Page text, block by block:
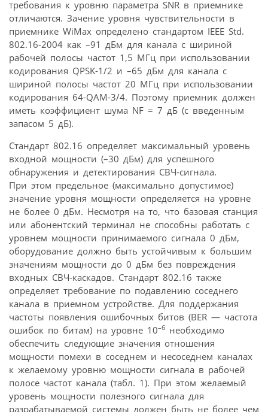
требования к уровню параметра SNR в приемнике
отличаются. Зачение уровня чувствительности в
приемнике WiMax определено стандартом IEEE Std.
802.16-2004 как –91 дБм для канала с шириной
рабочей полосы частот 1,5 МГц при использовании
кодирования QPSK-1/2 и –65 дБм для канала с
шириной полосы частот 20 МГц при использовании
кодирования 64-QAM-3/4. Поэтому приемник должен
иметь коэффициент шума NF = 7 дБ (с введенным
запасом 5 дБ).
Стандарт 802.16 определяет максимальный уровень
входной мощности (–30 дБм) для успешного
обнаружения и детектирования СВЧ-сигнала.
При этом предельное (максимально допустимое)
значение уровня мощности определяется на уровне
не более 0 дБм. Несмотря на то, что базовая станция
или абонентский терминал не способны работать с
уровнем мощности принимаемого сигнала 0 дБм,
оборудование должно быть устойчивым к большим
значениям мощности до 0 дБм без повреждения
входных СВЧ-каскадов. Стандарт 802.16 также
определяет требование по подавлению соседнего
канала в приемном устройстве. Для поддержания
частоты появления ошибочных битов (BER — частота
ошибок по битам) на уровне 10–6 необходимо
обеспечить следующие значения отношения
мощности помехи в соседнем и несоседнем каналах
к желаемому уровню мощности сигнала в рабочей
полосе частот канала (табл. 1). При этом желаемый
уровень мощности полезного сигнала для
разрабатываемой системы должен быть не более чем